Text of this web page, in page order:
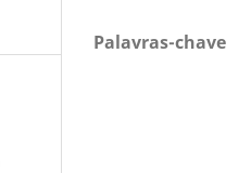
Palavras-chave